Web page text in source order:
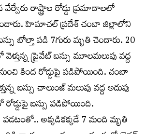
వేర్వేరు రాష్ట్రాల రోడ్డు ప్రమాదాలలో
హిమాచ‌ల్ ప్రదేశ్‌ చంబా జిల్లాలోని
బోల్తా పడి 7గురు మృతి చెందారు. 20
ప్రైవేట్ బస్సు మూలమలుపు వద్ద
కింద రోడ్డుపై పడిపోయింది. చంబా
బస్సు చాలుంజ్ మ‌లుపు వ‌ద్ద అదుపు
రోడ్డుపై బస్సు పడిపోయింది.
పడటంతో.. అక్కడికక్కడే 7 మంది మృతి